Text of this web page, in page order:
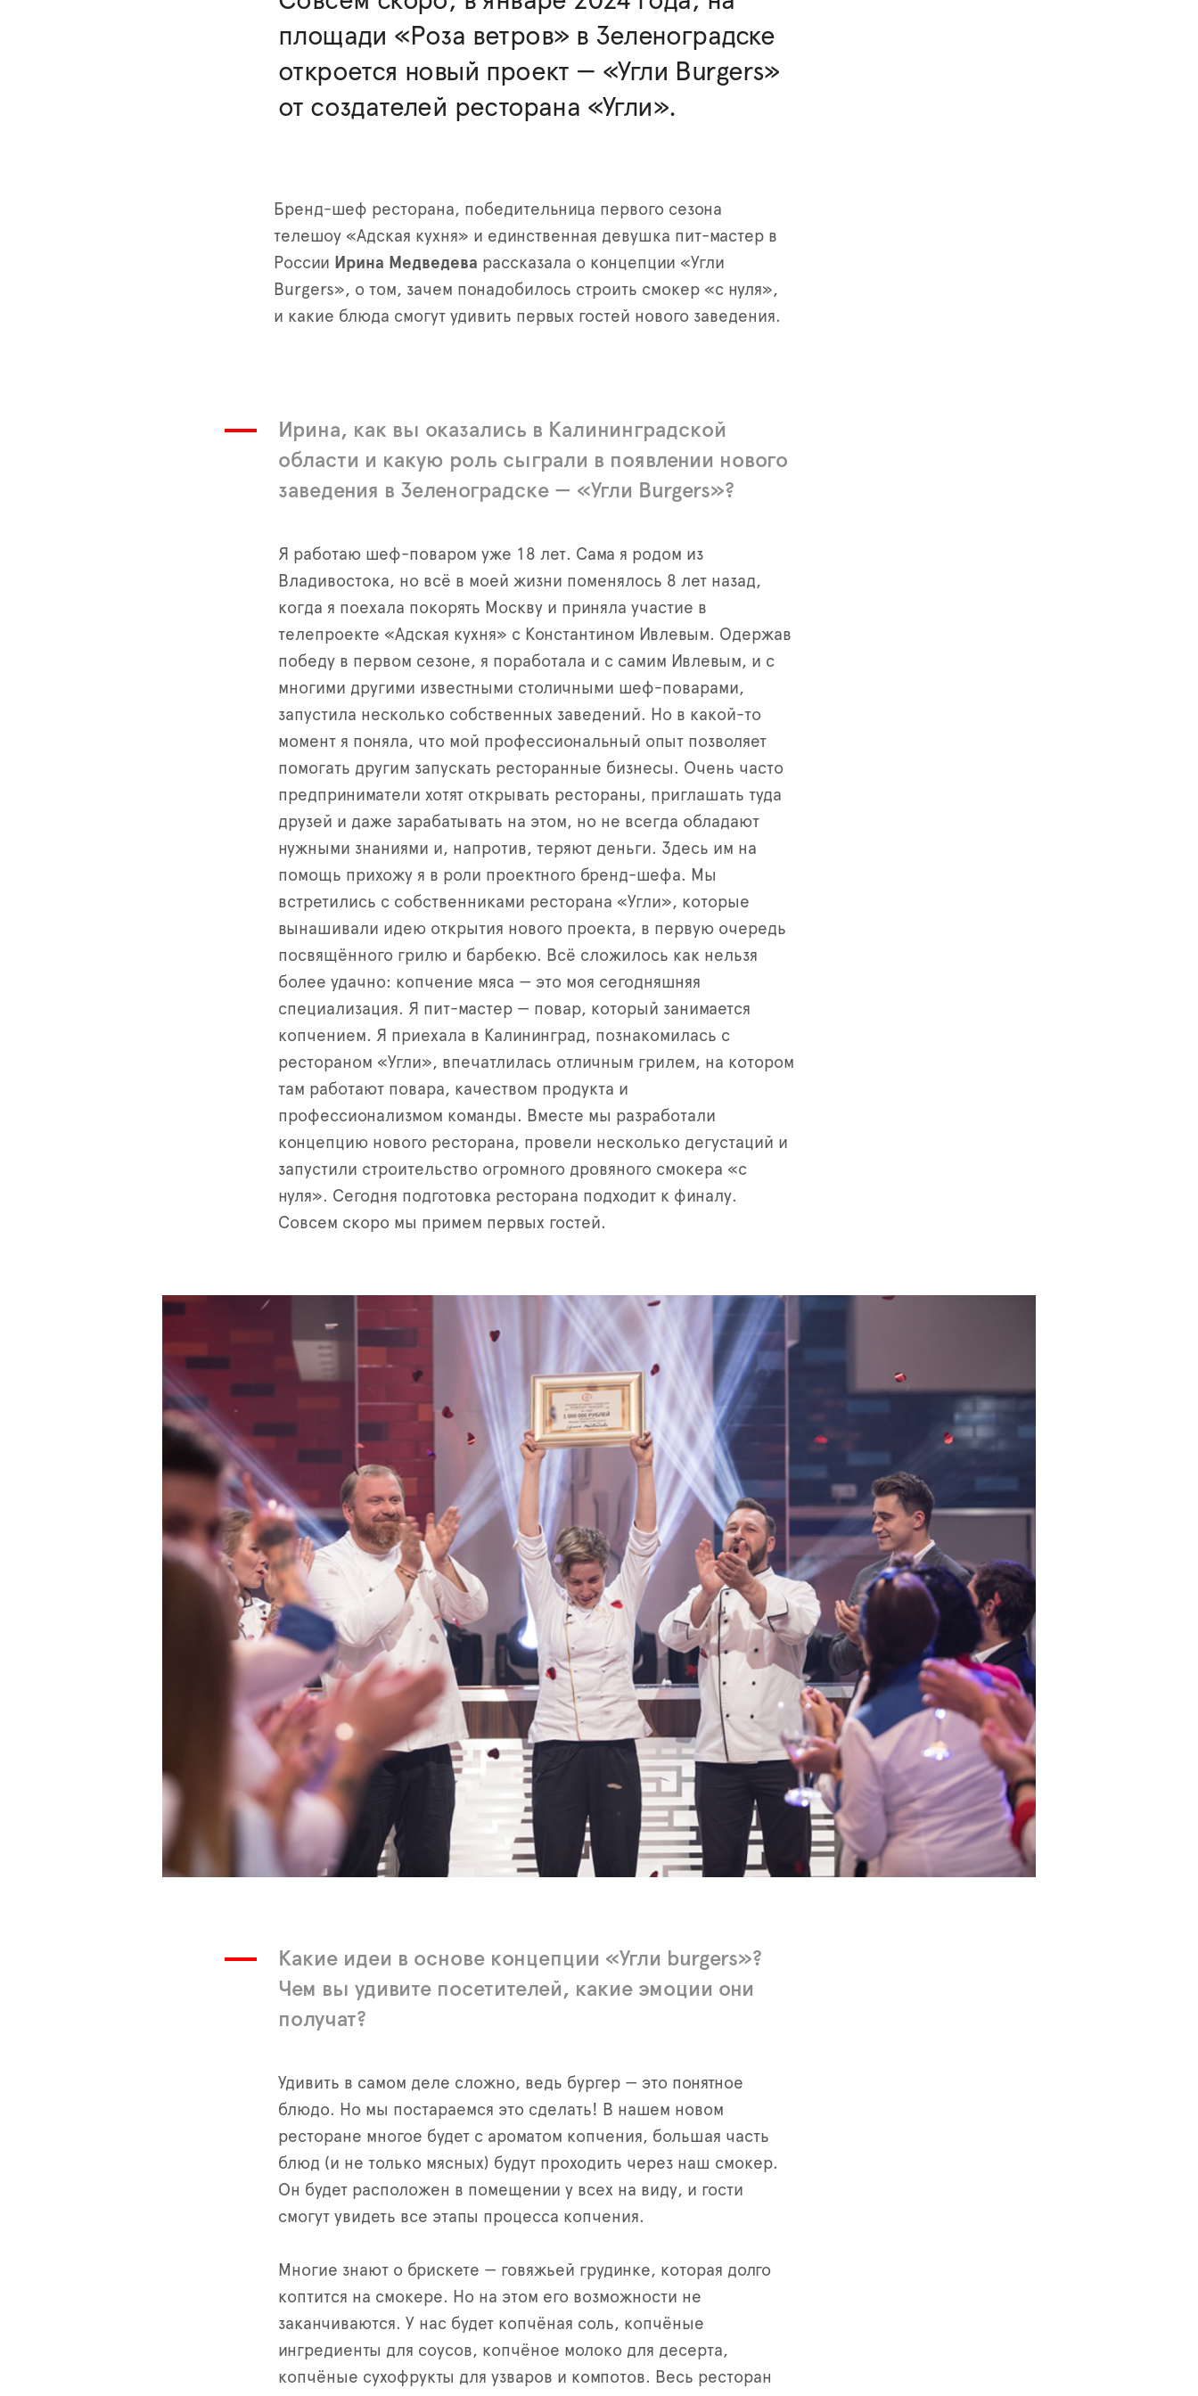
площади «Роза ветров» в Зеленоградске
откроется новый проект — «Угли Burgers»
от создателей ресторана «Угли».
Бренд-шеф ресторана, победительница первого сезона
телешоу «Адская кухня» и единственная девушка пит-мастер в
России Ирина Медведева рассказала о концепции «Угли
Burgers», о том, зачем понадобилось строить смокер «с нуля»,
и какие блюда смогут удивить первых гостей нового заведения.
Ирина, как вы оказались в Калининградской
области и какую роль сыграли в появлении нового
заведения в Зеленоградске — «Угли Burgers»?
Я работаю шеф-поваром уже 18 лет. Сама я родом из
Владивостока, но всё в моей жизни поменялось 8 лет назад,
когда я поехала покорять Москву и приняла участие в
телепроекте «Адская кухня» с Константином Ивлевым. Одержав
победу в первом сезоне, я поработала и с самим Ивлевым, и с
многими другими известными столичными шеф-поварами,
запустила несколько собственных заведений. Но в какой-то
момент я поняла, что мой профессиональный опыт позволяет
помогать другим запускать ресторанные бизнесы. Очень часто
предприниматели хотят открывать рестораны, приглашать туда
друзей и даже зарабатывать на этом, но не всегда обладают
нужными знаниями и, напротив, теряют деньги. Здесь им на
помощь прихожу я в роли проектного бренд-шефа. Мы
встретились с собственниками ресторана «Угли», которые
вынашивали идею открытия нового проекта, в первую очередь
посвящённого грилю и барбекю. Всё сложилось как нельзя
более удачно: копчение мяса — это моя сегодняшняя
специализация. Я пит-мастер — повар, который занимается
копчением. Я приехала в Калининград, познакомилась с
рестораном «Угли», впечатлилась отличным грилем, на котором
там работают повара, качеством продукта и
профессионализмом команды. Вместе мы разработали
концепцию нового ресторана, провели несколько дегустаций и
запустили строительство огромного дровяного смокера «с
нуля». Сегодня подготовка ресторана подходит к финалу.
Совсем скоро мы примем первых гостей.
Какие идеи в основе концепции «Угли burgers»?
Чем вы удивите посетителей, какие эмоции они
получат?
Удивить в самом деле сложно, ведь бургер — это понятное
блюдо. Но мы постараемся это сделать! В нашем новом
ресторане многое будет с ароматом копчения, большая часть
блюд (и не только мясных) будут проходить через наш смокер.
Он будет расположен в помещении у всех на виду, и гости
смогут увидеть все этапы процесса копчения.
Многие знают о брискете — говяжьей грудинке, которая долго
коптится на смокере. Но на этом его возможности не
заканчиваются. У нас будет копчёная соль, копчёные
ингредиенты для соусов, копчёное молоко для десерта,
копчёные сухофрукты для узваров и компотов. Весь ресторан